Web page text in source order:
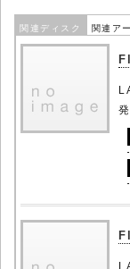
関連ディスク 関連ア